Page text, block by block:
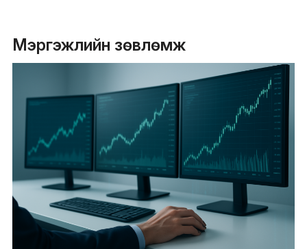
Мэргэжлийн зөвлөмж